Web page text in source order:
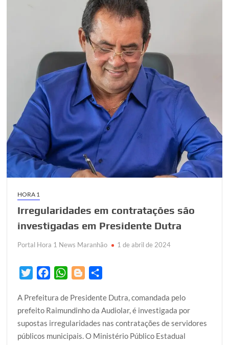
HORA 1
Irregularidades em contratações são
investigadas em Presidente Dutra
Portal Hora 1 News Maranhão 1 de abril de 2024
i
t
t
e
c
e
b
o
W
a
t
s
A
o
g
g
e
a
r
e
A Prefeitura de Presidente Dutra, comandada pelo
prefeito Raimundinho da Audiolar, é investigada por
supostas irregularidades nas contratações de servidores
públicos municipais. O Ministério Público Estadual